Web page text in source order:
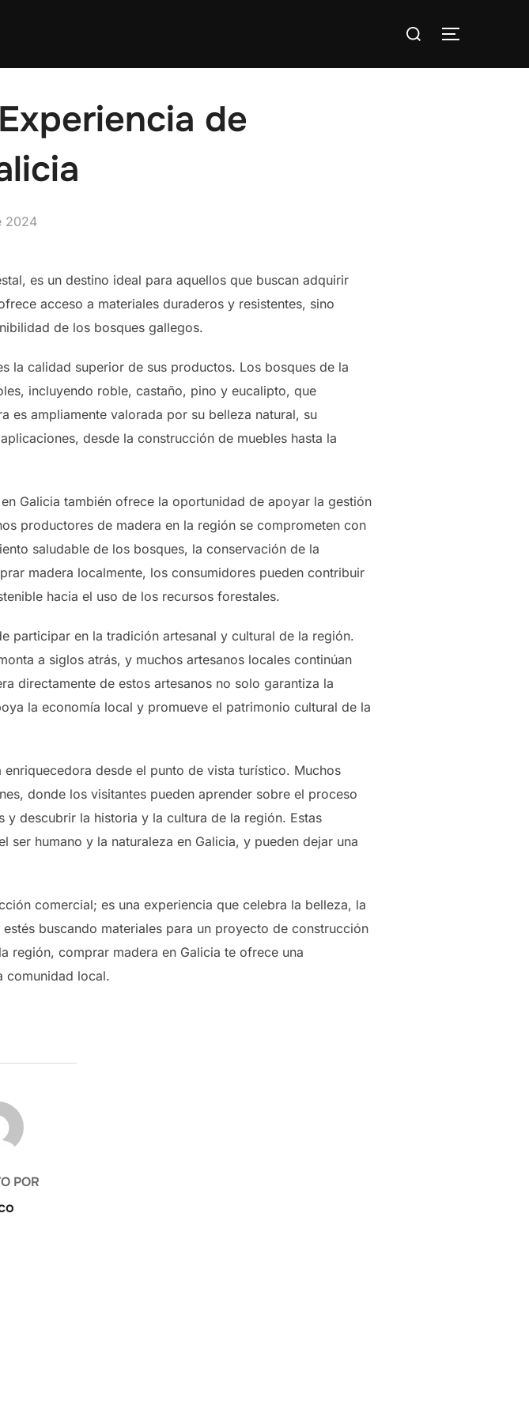
Buscar:
de
2024
es un destino ideal para aquellos que buscan adquirir
acceso a materiales duraderos y resistentes, sino
de los bosques gallegos.
la calidad superior de sus productos. Los bosques de la
incluyendo roble, castaño, pino y eucalipto, que
es ampliamente valorada por su belleza natural, su
desde la construcción de muebles hasta la
Galicia también ofrece la oportunidad de apoyar la gestión
productores de madera en la región se comprometen con
saludable de los bosques, la conservación de la
madera localmente, los consumidores pueden contribuir
hacia el uso de los recursos forestales.
participar en la tradición artesanal y cultural de la región.
a siglos atrás, y muchos artesanos locales continúan
directamente de estos artesanos no solo garantiza la
la economía local y promueve el patrimonio cultural de la
desde el punto de vista turístico. Muchos
donde los visitantes pueden aprender sobre el proceso
descubrir la historia y la cultura de la región. Estas
humano y la naturaleza en Galicia, y pueden dejar una
comercial; es una experiencia que celebra la belleza, la
buscando materiales para un proyecto de construcción
región, comprar madera en Galicia te ofrece una
comunidad local.
ENTRADA
POR